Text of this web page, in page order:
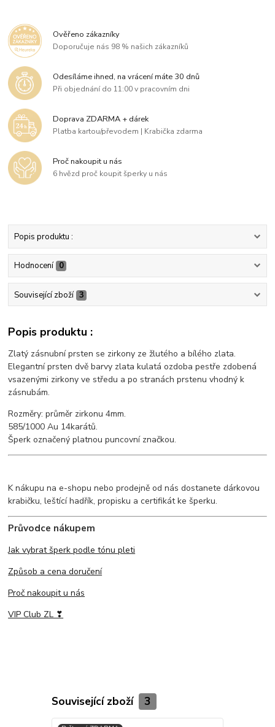
Ověřeno zákazníky
Doporučuje nás 98 % našich zákazníků
Odesíláme ihned, na vrácení máte 30 dnů
Při objednání do 11:00 v pracovním dni
Doprava ZDARMA + dárek
Platba kartou/převodem | Krabička zdarma
Proč nakoupit u nás
6 hvězd proč koupit šperky u nás
Popis produktu :
Hodnocení 0
Související zboží 3
Popis produktu :
Zlatý zásnubní prsten se zirkony ze žlutého a bílého zlata.
Elegantní prsten dvě barvy zlata kulatá ozdoba pestře zdobená
vsazenými zirkony ve středu a po stranách prstenu vhodný k
zásnubám.
Rozměry: průměr zirkonu 4mm.
585/1000 Au 14karátů.
Šperk označený platnou puncovní značkou.
K nákupu na e-shopu nebo prodejně od nás dostanete dárkovou
krabičku, leštící hadřík, propisku a certifikát ke šperku.
Průvodce nákupem
Jak vybrat šperk podle tónu pleti
Způsob a cena doručení
Proč nakoupit u nás
VIP Club ZL ❣
Související zboží 3